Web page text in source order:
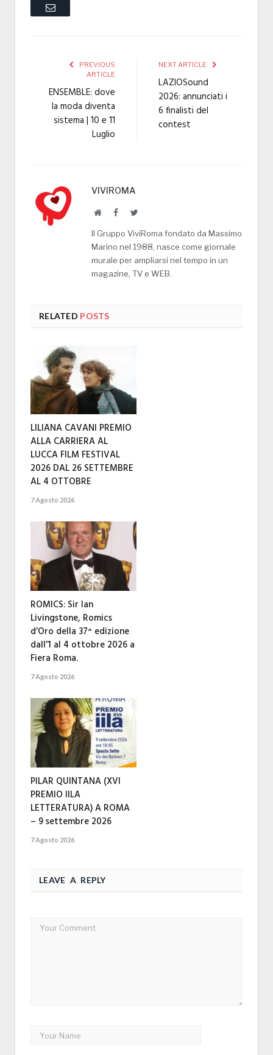
Email
PREVIOUS
ARTICLE
ENSEMBLE: dove
la moda diventa
sistema | 10 e 11
Luglio
NEXT ARTICLE
LAZIOSound
2026: annunciati i
6 finalisti del
contest
VIVIROMA
WebsiteFacebookTwitter
Il Gruppo ViviRoma fondato da Massimo
Marino nel 1988, nasce come giornale
murale per ampliarsi nel tempo in un
magazine, TV e WEB.
RELATED POSTS
LILIANA CAVANI PREMIO
ALLA CARRIERA AL
LUCCA FILM FESTIVAL
2026 DAL 26 SETTEMBRE
AL 4 OTTOBRE
7 Agosto 2026
ROMICS: Sir Ian
Livingstone, Romics
d’Oro della 37^ edizione
dall’1 al 4 ottobre 2026 a
Fiera Roma.
7 Agosto 2026
PILAR QUINTANA (XVI
PREMIO IILA
LETTERATURA) A ROMA
– 9 settembre 2026
7 Agosto 2026
LEAVE A REPLY